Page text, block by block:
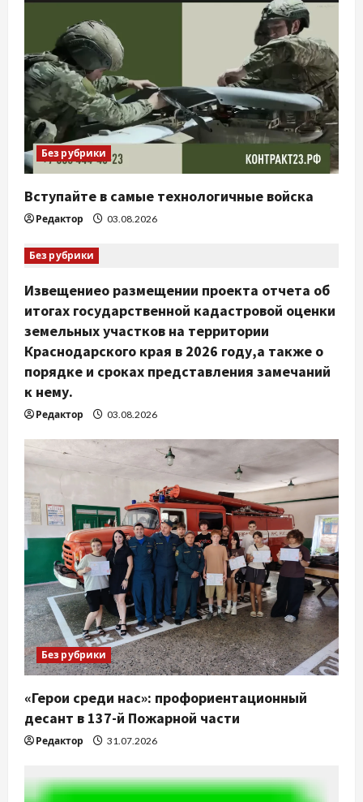
Без рубрики
Вступайте в самые технологичные войска
Редактор 03.08.2026
Без рубрики
Извещениео размещении проекта отчета об
итогах государственной кадастровой оценки
земельных участков на территории
Краснодарского края в 2026 году,а также о
порядке и сроках представления замечаний
к нему.
Редактор 03.08.2026
Без рубрики
«Герои среди нас»: профориентационный
десант в 137-й Пожарной части
Редактор 31.07.2026